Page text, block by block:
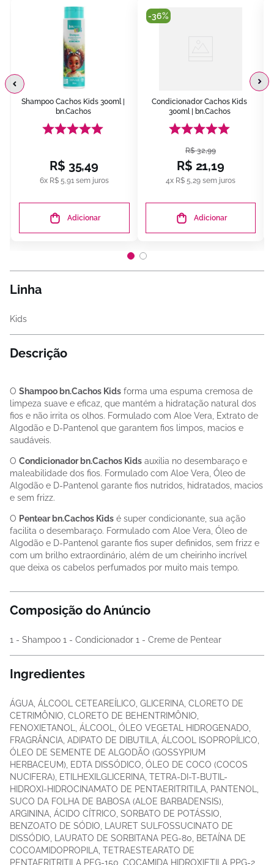
Shampoo Cachos Kids 300ml |
bn.Cachos
R$ 35,49
6x R$ 5 91 sem juros
Adicionar
-36%
Condicionador Cachos Kids
300ml | bn.Cachos
R$ 32,99
R$ 21,19
4x R$ 5 29sem juros
Adicionar
Linha
Kids
Descrição
O Shampoo bn.Cachos Kids forma uma espuma cremosa de
limpeza suave e eficaz, que mantém a hidratação natural dos
fios e não irrita os olhos. Formulado com Aloe Vera, Extrato de
Algodão e D-Pantenol que garantem fios limpos, macios e
saudáveis.
O Condicionador bn.Cachos Kids auxilia no desembaraço e
maleabilidade dos fios. Formulado com Aloe Vera, Óleo de
Algodão e D-Pantenol garante fios nutridos, hidratados, macios
e sem frizz.
O Pentear bn.Cachos Kids é super condicionante, sua ação
facilita o desembaraço. Formulado com Aloe Vera, Óleo de
Algodão e D-Pantenol garante fios super definidos, sem frizz e
com um brilho extraordinário, além de um cheirinho incrível
que deixa os cabelos perfumados por muito mais tempo.
Composição do Anúncio
1 - Shampoo 1 - Condicionador 1 - Creme de Pentear
Ingredientes
ÁGUA, ÁLCOOL CETEAREÍLICO, GLICERINA, CLORETO DE
CETRIMÔNIO, CLORETO DE BEHENTRIMÔNIO,
FENOXIETANOL, ÁLCOOL, ÓLEO VEGETAL HIDROGENADO,
FRAGRÂNCIA, ADIPATO DE DIBUTILA, ÁLCOOL ISOPROPÍLICO,
ÓLEO DE SEMENTE DE ALGODÃO (GOSSYPIUM
HERBACEUM), EDTA DISSÓDICO, ÓLEO DE COCO (COCOS
NUCIFERA), ETILHEXILGLICERINA, TETRA-DI-T-BUTIL-
HIDROXI-HIDROCINAMATO DE PENTAERITRITILA, PANTENOL,
SUCO DA FOLHA DE BABOSA (ALOE BARBADENSIS),
ARGININA, ÁCIDO CÍTRICO, SORBATO DE POTÁSSIO,
BENZOATO DE SÓDIO, LAURET SULFOSSUCINATO DE
DISSÓDIO, LAURATO DE SORBITANA PEG-80, BETAÍNA DE
COCOAMIDOPROPILA, TETRAESTEARATO DE
PENTAERITRITILA PEG-150, COCAMIDA HIDROXIETILA PPG-2,